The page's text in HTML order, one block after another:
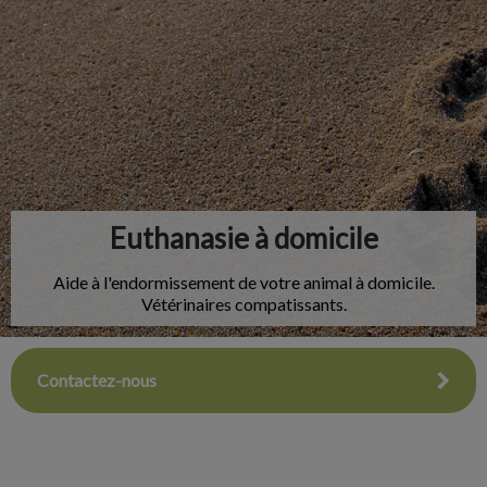
IvcPractices.HeaderNav.Search.Label
Envoyer
Euthanasie à domicile
Aide à l'endormissement de votre animal à domicile.
Vétérinaires compatissants.
Contactez-nous